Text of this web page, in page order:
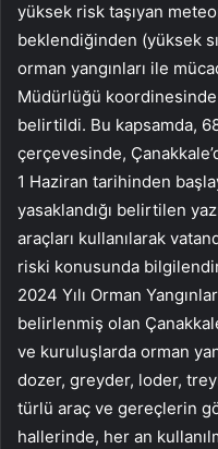
yüksek risk taşıyan
beklendiğinden (yüksek
orman yangınları ile
Müdürlüğü koordinesinde
belirtildi. Bu kapsamda,
çerçevesinde,
1 Haziran tarihinden
yasaklandığı belirtilen
araçları kullanılarak
riski konusunda
2024 Yılı Orman
belirlenmiş olan
ve kuruluşlarda orman
dozer, greyder, loder,
türlü araç ve gereçlerin
hallerinde, her an